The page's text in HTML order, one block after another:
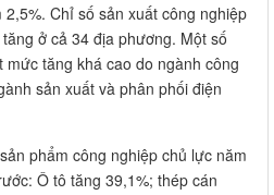
Chỉ số sản xuất công nghiệp
ở cả 34 địa phương. Một số
tăng khá cao do ngành công
sản xuất và phân phối điện
phẩm công nghiệp chủ lực năm
Ô tô tăng 39,1%; thép cán